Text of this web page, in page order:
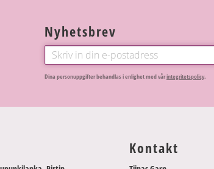
Nyhetsbrev
Dina personuppgifter behandlas i enlighet med vårintegritetspolicy.
Kontakt